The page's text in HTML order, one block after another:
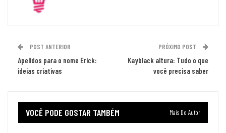
POST ANTERIOR
Apelidos para o nome Erick:
ideias criativas
PRÓXIMO POST
Kayblack altura: Tudo o que
você precisa saber
VOCÊ PODE GOSTAR TAMBÉM Mais Do Autor